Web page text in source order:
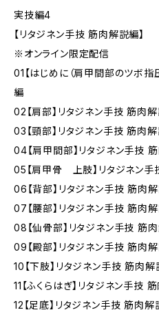
実技編4
【リタジネン手技 筋肉解説編】
※オンライン限定配信
01【はじめに（肩甲間部のツボ指
編
02【肩部】リタジネン手技 筋肉
03【頸部】リタジネン手技 筋肉
04【肩甲間部】リタジネン手技
05【肩甲骨 上肢】リタジネン
06【背部】リタジネン手技 筋肉
07【腰部】リタジネン手技 筋肉
08【仙骨部】リタジネン手技 筋
09【殿部】リタジネン手技 筋肉
10【下肢】リタジネン手技 筋肉解
11【ふくらはぎ】リタジネン手技
12【足底】リタジネン手技 筋肉解